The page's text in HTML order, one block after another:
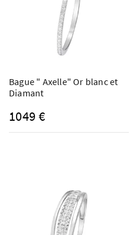
Bague " Axelle" Or blanc et
Diamant
1049 €